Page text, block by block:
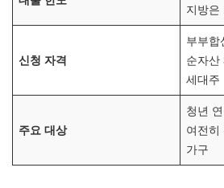
지방은
신청 자격
부부합
순자산
세대주
주요 대상
청년
여전히
가구